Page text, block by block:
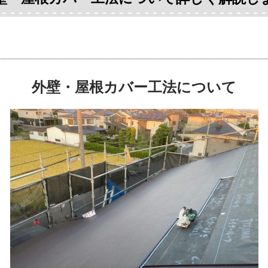
外壁・屋根カバー工法について